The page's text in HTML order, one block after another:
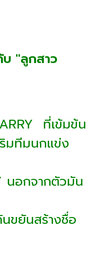
บ "ลูกสาว
ที่เข้มข้น
ริมทีมนกแข่ง
นอกจากตัวมัน
ขยันสร้างชื่อ